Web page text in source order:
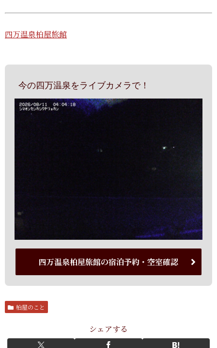
四万温泉柏屋旅館
今の四万温泉をライブカメラで！
四万温泉柏屋旅館の宿泊予約・空室確認
柏屋のこと
シェアする